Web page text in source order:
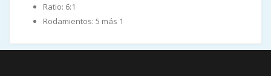
Ratio: 6:1
Rodamientos: 5 más 1